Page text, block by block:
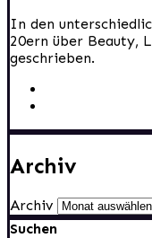
In den
20ern über Beauty,
geschrieben.
Archiv
Archiv
Suchen